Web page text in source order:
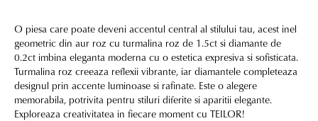
O piesa care poate deveni accentul central al stilului tau, acest inel
geometric din aur roz cu turmalina roz de 1.5ct si diamante de
0.2ct imbina eleganta moderna cu o estetica expresiva si sofisticata.
Turmalina roz creeaza reflexii vibrante, iar diamantele completeaza
designul prin accente luminoase si rafinate. Este o alegere
memorabila, potrivita pentru stiluri diferite si aparitii elegante.
Exploreaza creativitatea in fiecare moment cu TEILOR!